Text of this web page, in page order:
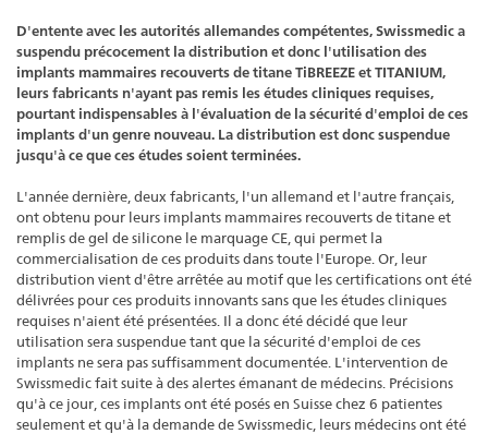
D'entente avec les autorités allemandes compétentes, Swissmedic a
suspendu précocement la distribution et donc l'utilisation des
implants mammaires recouverts de titane TiBREEZE et TITANIUM,
leurs fabricants n'ayant pas remis les études cliniques requises,
pourtant indispensables à l'évaluation de la sécurité d'emploi de ces
implants d'un genre nouveau. La distribution est donc suspendue
jusqu'à ce que ces études soient terminées.
L'année dernière, deux fabricants, l'un allemand et l'autre français,
ont obtenu pour leurs implants mammaires recouverts de titane et
remplis de gel de silicone le marquage CE, qui permet la
commercialisation de ces produits dans toute l'Europe. Or, leur
distribution vient d'être arrêtée au motif que les certifications ont été
délivrées pour ces produits innovants sans que les études cliniques
requises n'aient été présentées. Il a donc été décidé que leur
utilisation sera suspendue tant que la sécurité d'emploi de ces
implants ne sera pas suffisamment documentée. L'intervention de
Swissmedic fait suite à des alertes émanant de médecins. Précisions
qu'à ce jour, ces implants ont été posés en Suisse chez 6 patientes
seulement et qu'à la demande de Swissmedic, leurs médecins ont été